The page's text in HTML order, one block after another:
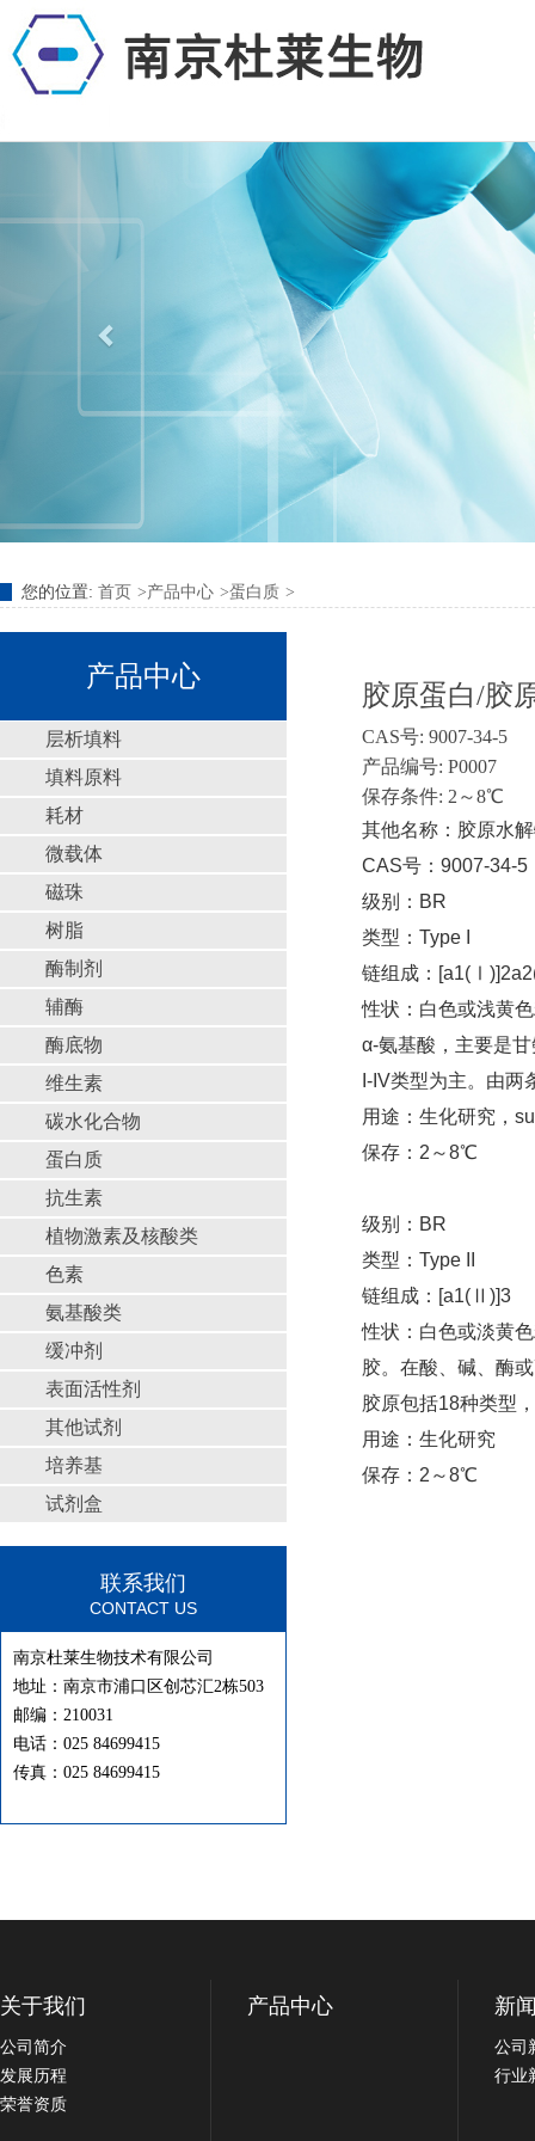
您的位置: 首页 产品中心 蛋白质
产品中心
层析填料
填料原料
耗材
微载体
磁珠
树脂
酶制剂
辅酶
酶底物
维生素
碳水化合物
蛋白质
抗生素
植物激素及核酸类
色素
氨基酸类
缓冲剂
表面活性剂
其他试剂
培养基
试剂盒
联系我们
CONTACT US
南京杜莱生物技术有限公司
地址：南京市浦口区创芯汇2栋503
邮编：210031
电话：025 84699415
传真：025 84699415
胶原蛋白/胶
CAS号: 9007-34-5
产品编号: P0007
保存条件: 2～8℃
其他名称：胶原水
CAS号：9007-34-5
级别：BR
类型：Type I
链组成：
性状：白色或浅黄
α-氨基酸，主要是
I-IV类型为主。由
用途：生化研究，
保存：2～8℃
级别：BR
类型：Type II
链组成：[a1(Ⅱ)]3
性状：白色或淡黄
胶。在酸、碱、酶
胶原包括18种类型
用途：生化研究
保存：2～8℃
关于我们
公司简介
发展历程
荣誉资质
产品中心 新
公司
行业